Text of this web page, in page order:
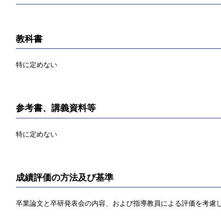
教科書
特に定めない
参考書、講義資料等
特に定めない
成績評価の方法及び基準
卒業論文と卒研発表会の内容、および指導教員による評価を考慮